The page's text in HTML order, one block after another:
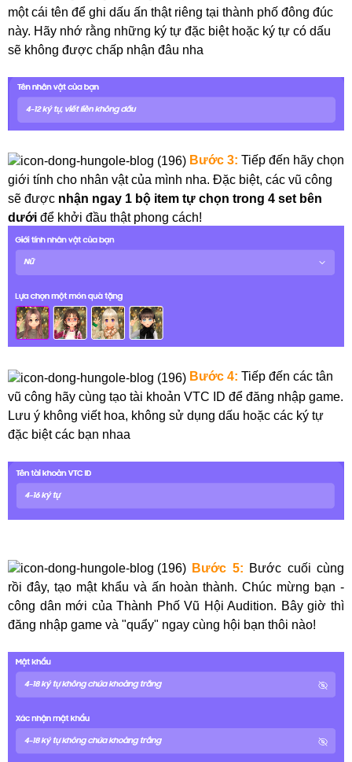
một cái tên để ghi dấu ấn thật riêng tại thành phố đông đúc
này. Hãy nhớ rằng những ký tự đặc biệt hoặc ký tự có dấu
sẽ không được chấp nhận đâu nha
Bước 3: Tiếp đến hãy chọn
giới tính cho nhân vật của mình nha. Đặc biệt, các vũ công
sẽ được nhận ngay 1 bộ item tự chọn trong 4 set bên
dưới để khởi đầu thật phong cách!
Bước 4: Tiếp đến các tân
vũ công hãy cùng tạo tài khoản VTC ID để đăng nhập game.
Lưu ý không viết hoa, không sử dụng dấu hoặc các ký tự
đặc biệt các bạn nhaa
Bước 5: Bước cuối cùng
rồi đây, tạo mật khẩu và ấn hoàn thành. Chúc mừng bạn -
công dân mới của Thành Phố Vũ Hội Audition. Bây giờ thì
đăng nhập game và "quẩy" ngay cùng hội bạn thôi nào!